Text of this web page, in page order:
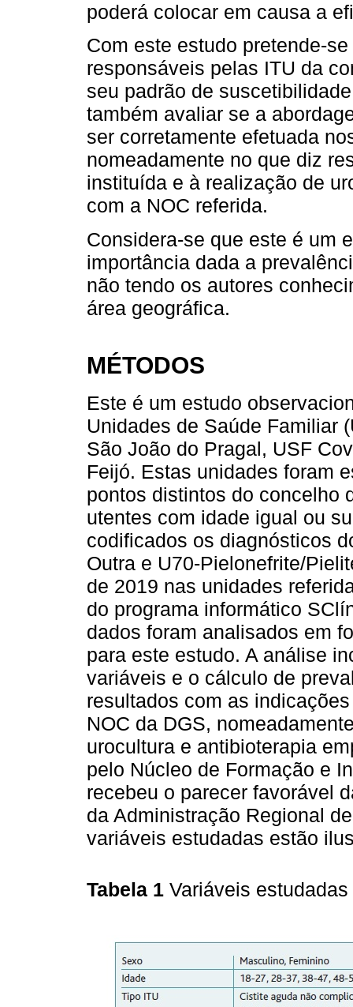
poderá colocar em causa a
Com este estudo pretende-
responsáveis pelas ITU da
seu padrão de
também avaliar se a
ser corretamente efetuada
nomeadamente no que diz
instituída e à realização de
com a NOC referida.
Considera-se que este é um
importância dada a
não tendo os autores
área geográfica.
MÉTODOS
Este é um estudo
Unidades de Saúde Familiar
São João do Pragal, USF
Feijó. Estas unidades foram
pontos distintos do concelho
utentes com idade igual ou
codificados os diagnósticos
Outra e U70-Pielonefrite/
de 2019 nas unidades
do programa informático
dados foram analisados em
para este estudo. A análise
variáveis e o cálculo de
resultados com as
NOC da DGS,
urocultura e antibioterapia
pelo Núcleo de Formação e
recebeu o parecer favorável
da Administração Regional
variáveis estudadas estão
Tabela 1 Variáveis estudadas